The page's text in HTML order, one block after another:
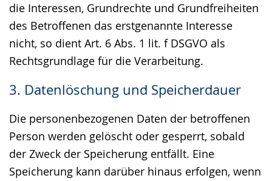
die Interessen, Grundrechte und Grundfreiheiten
des Betroffenen das erstgenannte Interesse
nicht, so dient Art. 6 Abs. 1 lit. f DSGVO als
Rechtsgrundlage für die Verarbeitung.
3. Datenlöschung und Speicherdauer
Die personenbezogenen Daten der betroffenen
Person werden gelöscht oder gesperrt, sobald
der Zweck der Speicherung entfällt. Eine
Speicherung kann darüber hinaus erfolgen, wenn